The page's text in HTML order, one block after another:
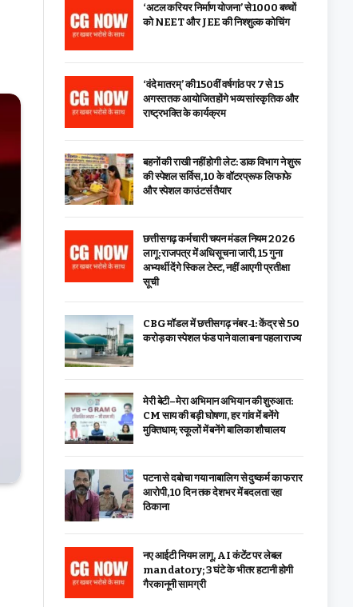
‘अटल करियर निर्माण योजना’ से 1000 बच्चों
को NEET और JEE की निश्शुल्क कोचिंग
‘वंदे मातरम्’ की 150वीं वर्षगांठ पर 7 से 15
अगस्त तक आयोजित होंगे भव्य सांस्कृतिक और
राष्ट्रभक्ति के कार्यक्रम
बहनों की राखी नहीं होगी लेट: डाक विभाग ने शुरू
की स्पेशल सर्विस, ₹10 के वॉटरप्रूफ लिफाफे
और स्पेशल काउंटर्स तैयार
छत्तीसगढ़ कर्मचारी चयन मंडल नियम 2026
लागू: राजपत्र में अधिसूचना जारी, 15 गुना
अभ्यर्थी देंगे स्किल टेस्ट, नहीं आएगी प्रतीक्षा
सूची
CBG मॉडल में छत्तीसगढ़ नंबर-1: केंद्र से ₹50
करोड़ का स्पेशल फंड पाने वाला बना पहला राज्य
मेरी बेटी–मेरा अभिमान अभियान की शुरुआत:
CM साय की बड़ी घोषणा, हर गांव में बनेंगे
मुक्तिधाम; स्कूलों में बनेंगे बालिका शौचालय
पटना से दबोचा गया नाबालिग से दुष्कर्म का फरार
आरोपी, 10 दिन तक देशभर में बदलता रहा
ठिकाना
नए आईटी नियम लागू, AI कंटेंट पर लेबल
mandatory; 3 घंटे के भीतर हटानी होगी
गैरकानूनी सामग्री